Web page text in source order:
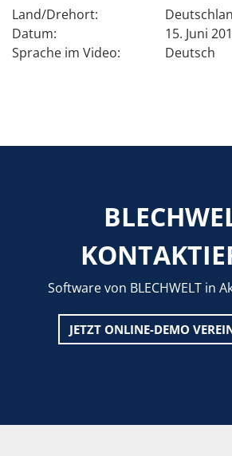
Land/Drehort:
Datum:
15. Juni
Sprache im Video:
Deutsch
Software von BLECHWELT in
JETZT ONLINE-DEMO